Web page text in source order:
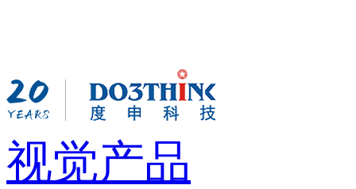
视觉产品